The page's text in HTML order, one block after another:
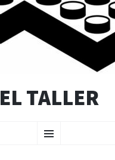
EL TALLER
Menú
AL